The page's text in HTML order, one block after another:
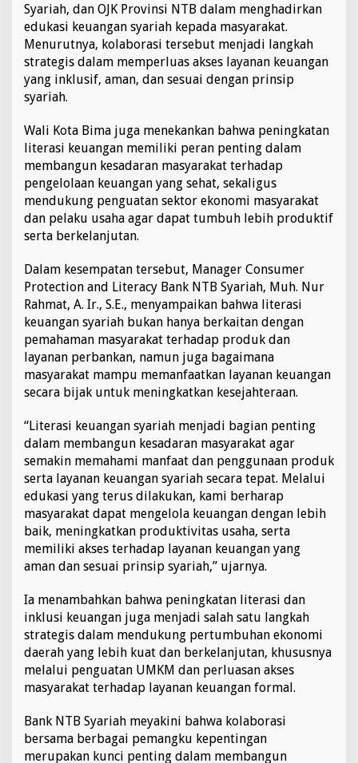
I
n
k
l
u
e
u
a
g
a
n
d
o
t
a
B
m
a
Syariah, dan OJK Provinsi NTB dalam menghadirkan
edukasi keuangan syariah kepada masyarakat.
Menurutnya, kolaborasi tersebut menjadi langkah
strategis dalam memperluas akses layanan keuangan
yang inklusif, aman, dan sesuai dengan prinsip
syariah.
Wali Kota Bima juga menekankan bahwa peningkatan
literasi keuangan memiliki peran penting dalam
membangun kesadaran masyarakat terhadap
pengelolaan keuangan yang sehat, sekaligus
mendukung penguatan sektor ekonomi masyarakat
dan pelaku usaha agar dapat tumbuh lebih produktif
serta berkelanjutan.
Dalam kesempatan tersebut, Manager Consumer
Protection and Literacy Bank NTB Syariah, Muh. Nur
Rahmat, A. Ir., S.E., menyampaikan bahwa literasi
keuangan syariah bukan hanya berkaitan dengan
pemahaman masyarakat terhadap produk dan
layanan perbankan, namun juga bagaimana
masyarakat mampu memanfaatkan layanan keuangan
secara bijak untuk meningkatkan kesejahteraan.
“Literasi keuangan syariah menjadi bagian penting
dalam membangun kesadaran masyarakat agar
semakin memahami manfaat dan penggunaan produk
serta layanan keuangan syariah secara tepat. Melalui
edukasi yang terus dilakukan, kami berharap
masyarakat dapat mengelola keuangan dengan lebih
baik, meningkatkan produktivitas usaha, serta
memiliki akses terhadap layanan keuangan yang
aman dan sesuai prinsip syariah,” ujarnya.
Ia menambahkan bahwa peningkatan literasi dan
inklusi keuangan juga menjadi salah satu langkah
strategis dalam mendukung pertumbuhan ekonomi
daerah yang lebih kuat dan berkelanjutan, khususnya
melalui penguatan UMKM dan perluasan akses
masyarakat terhadap layanan keuangan formal.
Bank NTB Syariah meyakini bahwa kolaborasi
bersama berbagai pemangku kepentingan
merupakan kunci penting dalam membangun